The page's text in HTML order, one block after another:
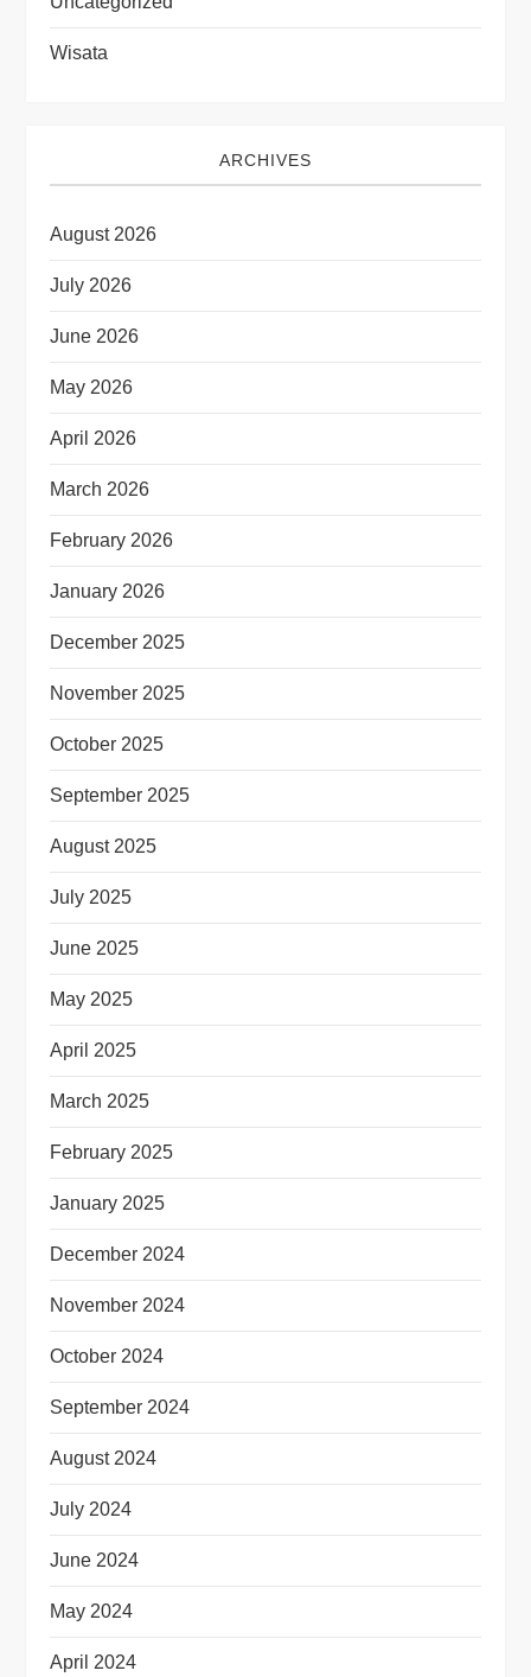
Wisata
ARCHIVES
August 2026
July 2026
June 2026
May 2026
April 2026
March 2026
February 2026
January 2026
December 2025
November 2025
October 2025
September 2025
August 2025
July 2025
June 2025
May 2025
April 2025
March 2025
February 2025
January 2025
December 2024
November 2024
October 2024
September 2024
August 2024
July 2024
June 2024
May 2024
April 2024